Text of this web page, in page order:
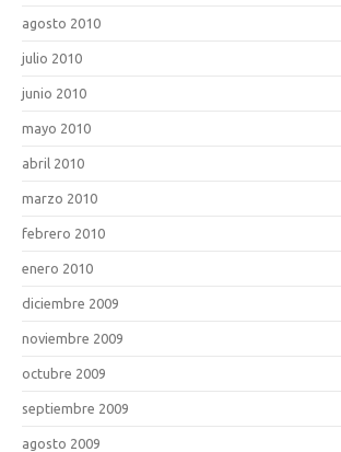
agosto 2010
julio 2010
junio 2010
mayo 2010
abril 2010
marzo 2010
febrero 2010
enero 2010
diciembre 2009
noviembre 2009
octubre 2009
septiembre 2009
agosto 2009